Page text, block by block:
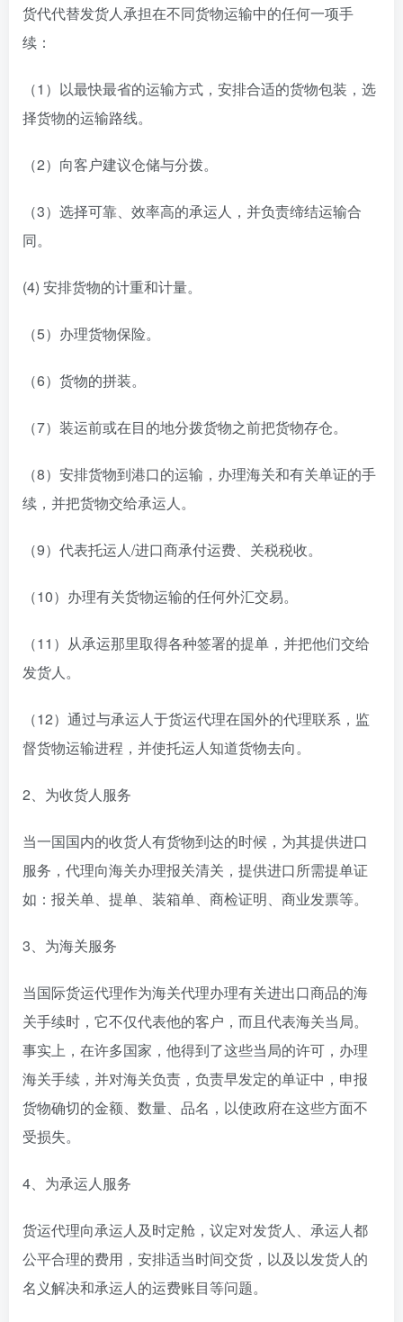
货代代替发货人承担在不同货物运输中的任何一项手
续：
（1）以最快最省的运输方式，安排合适的货物包装，选
择货物的运输路线。
（2）向客户建议仓储与分拨。
（3）选择可靠、效率高的承运人，并负责缔结运输合
同。
(4) 安排货物的计重和计量。
（5）办理货物保险。
（6）货物的拼装。
（7）装运前或在目的地分拨货物之前把货物存仓。
（8）安排货物到港口的运输，办理海关和有关单证的手
续，并把货物交给承运人。
（9）代表托运人/进口商承付运费、关税税收。
（10）办理有关货物运输的任何外汇交易。
（11）从承运那里取得各种签署的提单，并把他们交给
发货人。
（12）通过与承运人于货运代理在国外的代理联系，监
督货物运输进程，并使托运人知道货物去向。
2、为收货人服务
当一国国内的收货人有货物到达的时候，为其提供进口
服务，代理向海关办理报关清关，提供进口所需提单证
如：报关单、提单、装箱单、商检证明、商业发票等。
3、为海关服务
当国际货运代理作为海关代理办理有关进出口商品的海
关手续时，它不仅代表他的客户，而且代表海关当局。
事实上，在许多国家，他得到了这些当局的许可，办理
海关手续，并对海关负责，负责早发定的单证中，申报
货物确切的金额、数量、品名，以使政府在这些方面不
受损失。
4、为承运人服务
货运代理向承运人及时定舱，议定对发货人、承运人都
公平合理的费用，安排适当时间交货，以及以发货人的
名义解决和承运人的运费账目等问题。